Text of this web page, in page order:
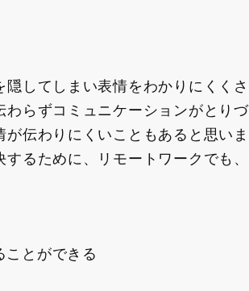
してしまい表情をわかりにくく
らずコミュニケーションがとり
伝わりにくいこともあると思い
るために、リモートワークでも
ことができる